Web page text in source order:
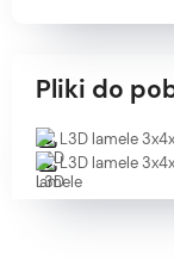
Pliki do
L3D lamele
L3D lamele